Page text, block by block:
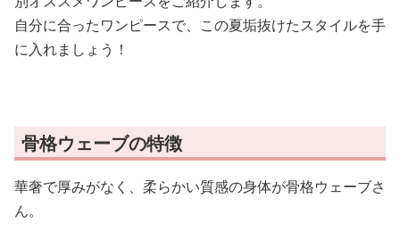
自分に合ったワンピースで、この夏垢抜けたスタイルを手
に入れましょう！
骨格ウェーブの特徴
華奢で厚みがなく、柔らかい質感の身体が骨格ウェーブさ
ん。